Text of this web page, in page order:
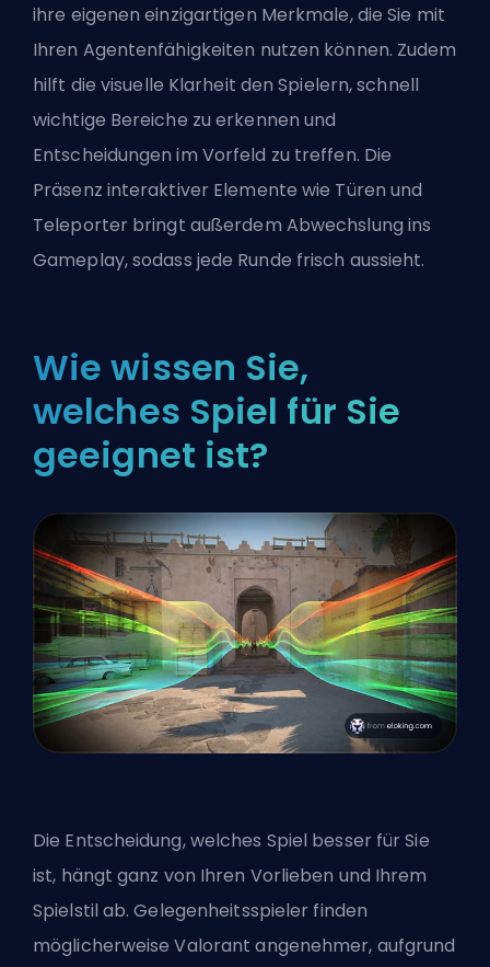
ihre eigenen einzigartigen Merkmale, die Sie mit
Ihren Agentenfähigkeiten nutzen können. Zudem
hilft die visuelle Klarheit den Spielern, schnell
wichtige Bereiche zu erkennen und
Entscheidungen im Vorfeld zu treffen. Die
Präsenz interaktiver Elemente wie Türen und
Teleporter bringt außerdem Abwechslung ins
Gameplay, sodass jede Runde frisch aussieht.
Wie wissen Sie,
welches Spiel für Sie
geeignet ist?
Die Entscheidung, welches Spiel besser für Sie
ist, hängt ganz von Ihren Vorlieben und Ihrem
Spielstil ab. Gelegenheitsspieler finden
möglicherweise Valorant angenehmer, aufgrund